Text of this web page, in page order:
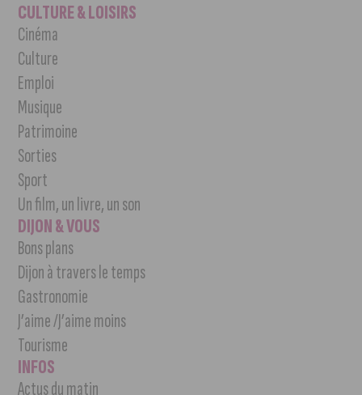
CULTURE & LOISIRS
Cinéma
Culture
Emploi
Musique
Patrimoine
Sorties
Sport
Un film, un livre, un son
DIJON & VOUS
Bons plans
Dijon à travers le temps
Gastronomie
J’aime /J’aime moins
Tourisme
INFOS
Actus du matin